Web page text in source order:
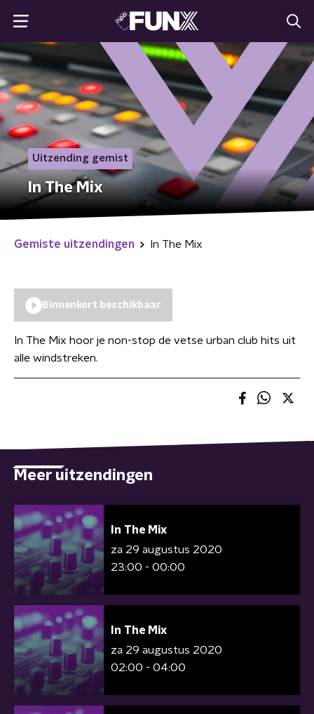
Uitzending gemist
In The Mix
Gemiste uitzendingen In The Mix
Binnenkort beschikbaar
In The Mix hoor je non-stop de vetse urban club hits uit
alle windstreken.
Meer uitzendingen
In The Mix
za 29 augustus 2020
23:00 - 00:00
In The Mix
za 29 augustus 2020
02:00 - 04:00